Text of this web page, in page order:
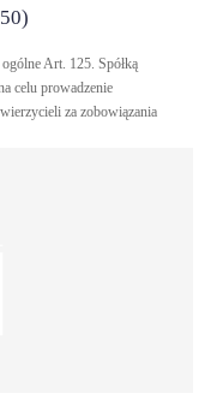
celu prowadzenie
za zobowiązania